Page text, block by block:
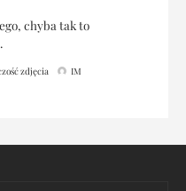
chyba tak to
zdjęcia IM